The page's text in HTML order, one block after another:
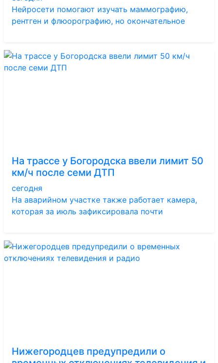
Нейросети помогают изучать маммографию,
рентген и флюорографию, но окончательное
На трассе у Богородска ввели лимит 50
км/ч после семи ДТП
сегодня
На аварийном участке также работает камера,
которая за июль зафиксировала почти
Нижегородцев предупредили о